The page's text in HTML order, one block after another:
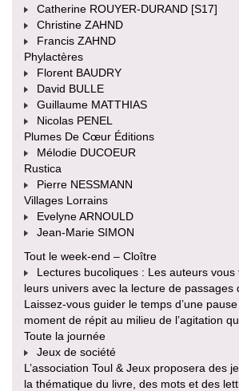
Catherine ROUYER-DURAND [S17]
Christine ZAHND
Francis ZAHND
Phylactères
Florent BAUDRY
David BULLE
Guillaume MATTHIAS
Nicolas PENEL
Plumes De Cœur Éditions
Mélodie DUCOEUR
Rustica
Pierre NESSMANN
Villages Lorrains
Evelyne ARNOULD
Jean-Marie SIMON
Tout le week-end – Cloître
Lectures bucoliques : Les auteurs
leurs univers avec la lecture de passages
Laissez-vous guider le temps d’une
moment de répit au milieu de l’agitation
Toute la journée
Jeux de société
L’association Toul & Jeux proposera des
la thématique du livre, des mots et des